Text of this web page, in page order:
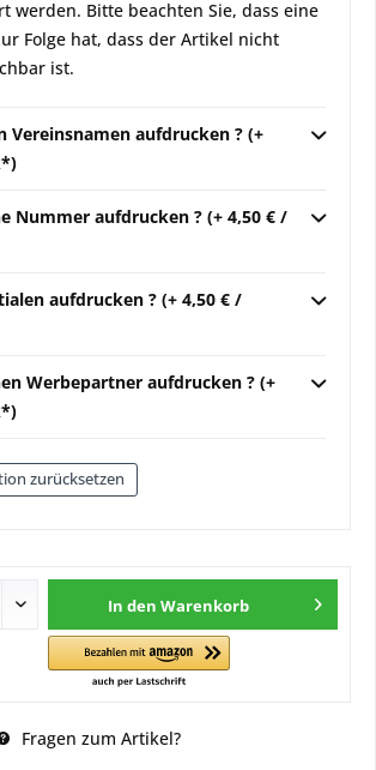
werden. Bitte beachten Sie, dass eine
Folge hat, dass der Artikel nicht
ist.
Vereinsnamen aufdrucken ? (+
Nummer aufdrucken ? (+ 4,50 € /
aufdrucken ? (+ 4,50 € /
Werbepartner aufdrucken ? (+
zurücksetzen
In den Warenkorb
Fragen zum Artikel?